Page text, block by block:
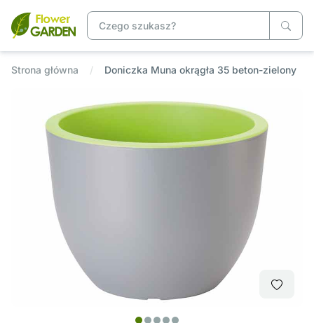
Strona główna Doniczka Muna okrągła 35 beton-zielony